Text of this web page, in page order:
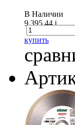
В Наличии
9 395.44i
купить